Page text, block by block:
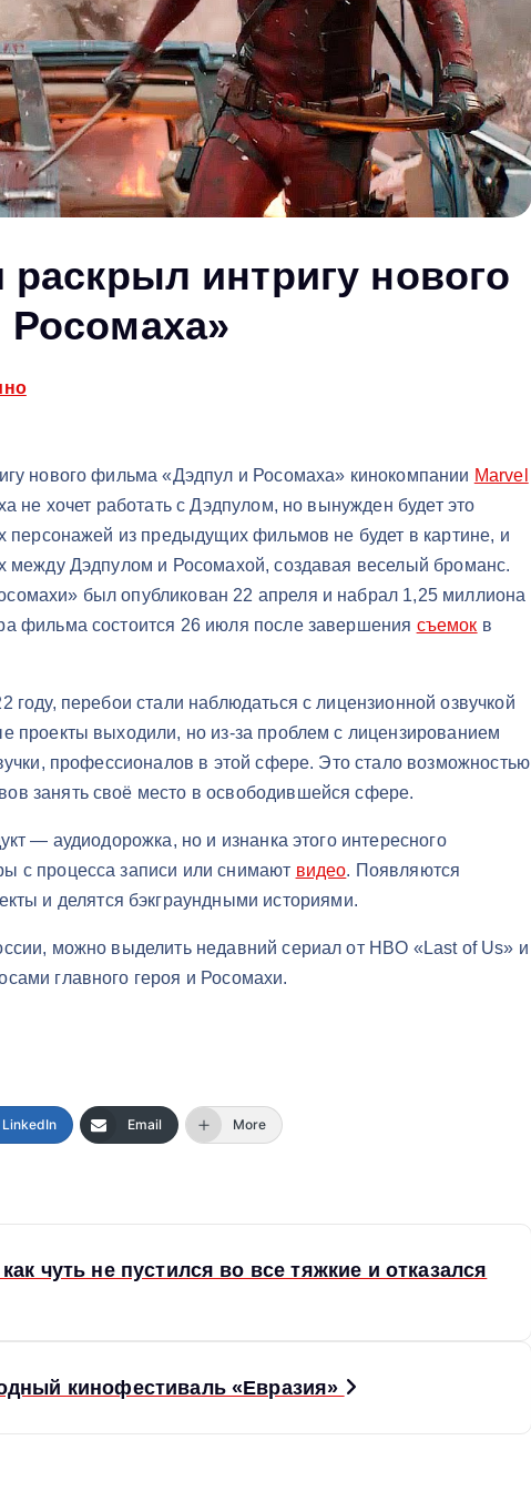
раскрыл интригу нового
нового фильма «Дэдпул и Росомаха» кинокомпании Marvel
не хочет работать с Дэдпулом, но вынужден будет это
персонажей из предыдущих фильмов не будет в картине, и
между Дэдпулом и Росомахой, создавая веселый броманс.
был опубликован 22 апреля и набрал 1,25 миллиона
фильма состоится 26 июля после завершения съемок в
перебои стали наблюдаться с лицензионной озвучкой
проекты выходили, но из-за проблем с лицензированием
профессионалов в этой сфере. Это стало возможностью
занять своё место в освободившейся сфере.
— аудиодорожка, но и изнанка этого интересного
с процесса записи или снимают видео. Появляются
и делятся бэкграундными историями.
можно выделить недавний сериал от HBO «Last of Us» и
главного героя и Росомахи.
LinkedIn Email More
чуть не пустился во все тяжкие и отказался
кинофестиваль «Евразия»